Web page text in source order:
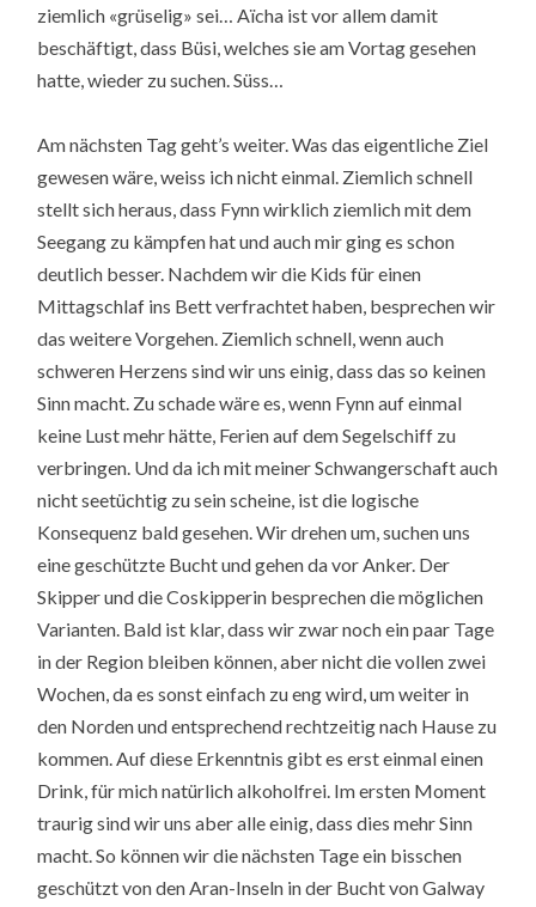
ziemlich «grüselig» sei… Aïcha ist vor allem damit
beschäftigt, dass Büsi, welches sie am Vortag gesehen
hatte, wieder zu suchen. Süss…
Am nächsten Tag geht’s weiter. Was das eigentliche Ziel
gewesen wäre, weiss ich nicht einmal. Ziemlich schnell
stellt sich heraus, dass Fynn wirklich ziemlich mit dem
Seegang zu kämpfen hat und auch mir ging es schon
deutlich besser. Nachdem wir die Kids für einen
Mittagschlaf ins Bett verfrachtet haben, besprechen wir
das weitere Vorgehen. Ziemlich schnell, wenn auch
schweren Herzens sind wir uns einig, dass das so keinen
Sinn macht. Zu schade wäre es, wenn Fynn auf einmal
keine Lust mehr hätte, Ferien auf dem Segelschiff zu
verbringen. Und da ich mit meiner Schwangerschaft auch
nicht seetüchtig zu sein scheine, ist die logische
Konsequenz bald gesehen. Wir drehen um, suchen uns
eine geschützte Bucht und gehen da vor Anker. Der
Skipper und die Coskipperin besprechen die möglichen
Varianten. Bald ist klar, dass wir zwar noch ein paar Tage
in der Region bleiben können, aber nicht die vollen zwei
Wochen, da es sonst einfach zu eng wird, um weiter in
den Norden und entsprechend rechtzeitig nach Hause zu
kommen. Auf diese Erkenntnis gibt es erst einmal einen
Drink, für mich natürlich alkoholfrei. Im ersten Moment
traurig sind wir uns aber alle einig, dass dies mehr Sinn
macht. So können wir die nächsten Tage ein bisschen
geschützt von den Aran-Inseln in der Bucht von Galway